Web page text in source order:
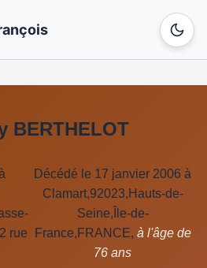
BERTHELOT
rue
Décédé le 17 janvier 2006 à
Clamart,92023,Hauts-de-
Seine,Île-de-
France,FRANCE, à l'âge de
76 ans